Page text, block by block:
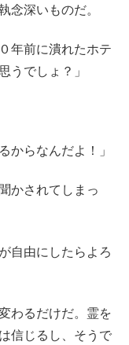
念深いものだ。
年前に潰れたホテ
うでしょ？」
からなんだよ！」
かされてしまっ
自由にしたらよろ
わるだけだ。霊を
信じるし、そうで